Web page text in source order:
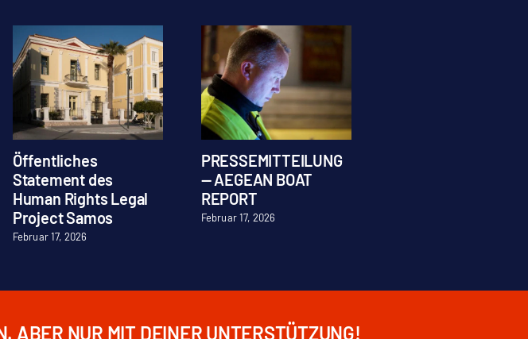
Öffentliches
Statement des
Human Rights Legal
Project Samos
Februar 17, 2026
PRESSEMITTEILUNG
— AEGEAN BOAT
REPORT
Februar 17, 2026
ABER NUR MIT DEINER UNTERSTÜTZUNG!